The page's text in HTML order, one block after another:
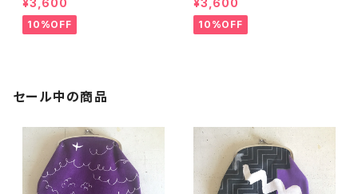
10%OFF 10%OFF
セール中の商品